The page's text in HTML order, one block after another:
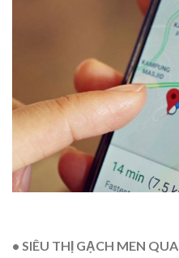
• SIÊU THỊ GẠCH MEN